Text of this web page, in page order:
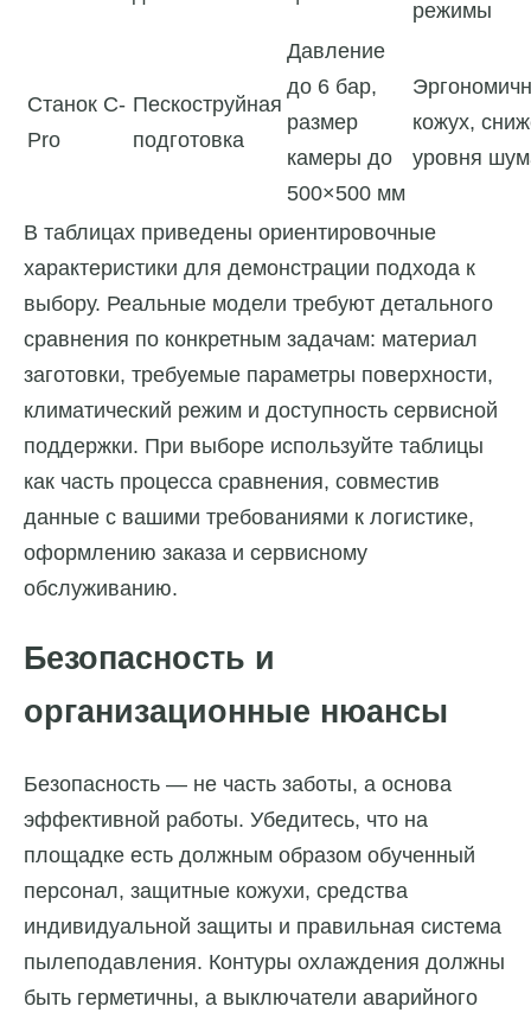
режимы
Станок C-
Pro
Пескоструйная
подготовка
Давление
до 6 бар,
размер
камеры до
500×500 мм
кожух,
уровня
В таблицах приведены ориентировочные
характеристики для демонстрации подхода к
выбору. Реальные модели требуют детального
сравнения по конкретным задачам: материал
заготовки, требуемые параметры поверхности,
климатический режим и доступность сервисной
поддержки. При выборе используйте таблицы
как часть процесса сравнения, совместив
данные с вашими требованиями к логистике,
оформлению заказа и сервисному
обслуживанию.
Безопасность и
организационные нюансы
Безопасность — не часть заботы, а основа
эффективной работы. Убедитесь, что на
площадке есть должным образом обученный
персонал, защитные кожухи, средства
индивидуальной защиты и правильная система
пылеподавления. Контуры охлаждения должны
быть герметичны, а выключатели аварийного